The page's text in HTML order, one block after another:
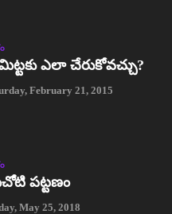
ఎలా చేరుకోవచ్చు?
February 21, 2015
పట్టణం
May 25, 2018